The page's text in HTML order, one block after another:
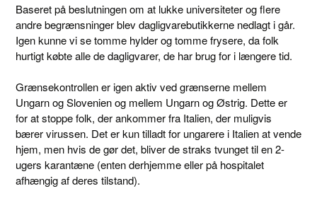
Baseret på beslutningen om at lukke universiteter og flere
andre begrænsninger blev dagligvarebutikkerne nedlagt i går.
Igen kunne vi se tomme hylder og tomme frysere, da folk
hurtigt købte alle de dagligvarer, de har brug for i længere tid.
Grænsekontrollen er igen aktiv ved grænserne mellem
Ungarn og Slovenien og mellem Ungarn og Østrig. Dette er
for at stoppe folk, der ankommer fra Italien, der muligvis
bærer virussen. Det er kun tilladt for ungarere i Italien at vende
hjem, men hvis de gør det, bliver de straks tvunget til en 2-
ugers karantæne (enten derhjemme eller på hospitalet
afhængig af deres tilstand).